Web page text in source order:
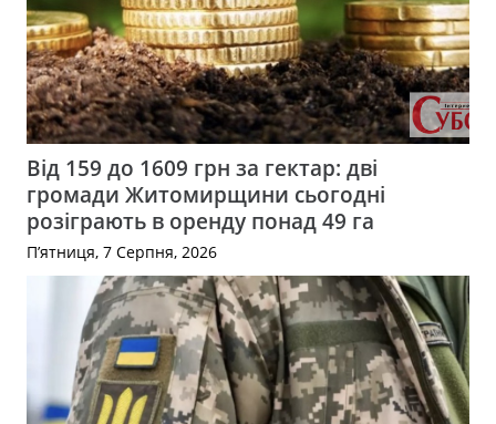
Від 159 до 1609 грн за гектар: дві
громади Житомирщини сьогодні
розіграють в оренду понад 49 га
П’ятниця, 7 Серпня, 2026